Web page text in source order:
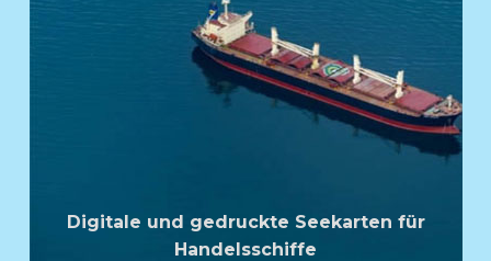
Digitale und gedruckte Seekarten für
Handelsschiffe